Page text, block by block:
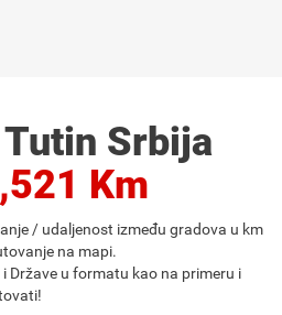
Srbija
Km
/ udaljenost između gradova u km
na mapi.
Države u formatu kao na primeru i